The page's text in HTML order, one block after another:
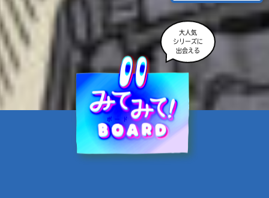
大人気
シリーズに
出会える